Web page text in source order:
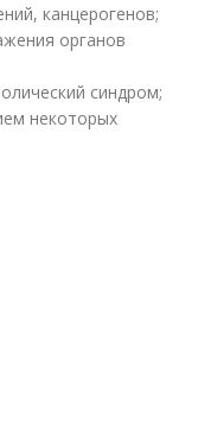
канцерогенов;
органов
синдром;
некоторых